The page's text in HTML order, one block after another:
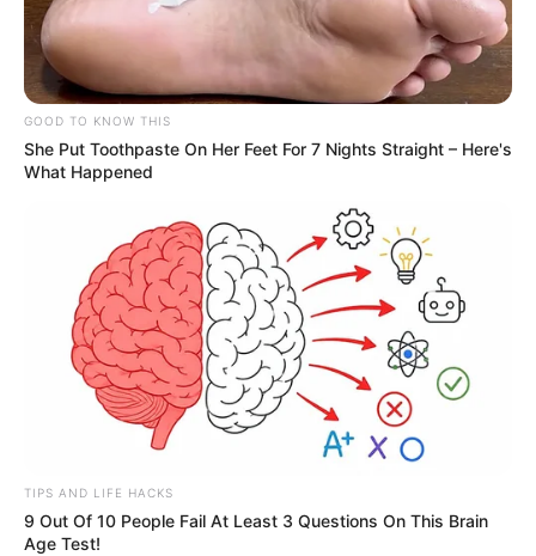
GOOD TO KNOW THIS
She Put Toothpaste On Her Feet For 7 Nights Straight – Here's
What Happened
TIPS AND LIFE HACKS
9 Out Of 10 People Fail At Least 3 Questions On This Brain
Age Test!